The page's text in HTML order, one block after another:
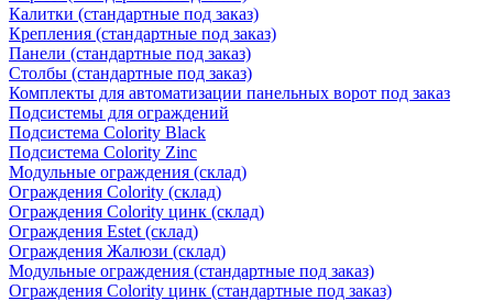
Калитки (стандартные под заказ)
Крепления (стандартные под заказ)
Панели (стандартные под заказ)
Столбы (стандартные под заказ)
Комплекты для автоматизации панельных ворот под заказ
Подсистемы для ограждений
Подсистема Colority Black
Подсистема Colority Zinc
Модульные ограждения (склад)
Ограждения Colority (склад)
Ограждения Colority цинк (склад)
Ограждения Estet (склад)
Ограждения Жалюзи (склад)
Модульные ограждения (стандартные под заказ)
Ограждения Colority цинк (стандартные под заказ)